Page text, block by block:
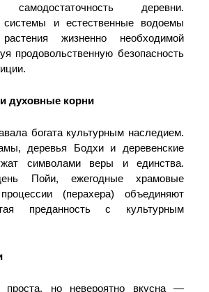
самодостаточность деревни.
системы и естественные водоемы
жизненно необходимой
продовольственную безопасность
духовные корни
богата культурным наследием.
деревья Бодхи и деревенские
символами веры и единства.
Пойи, ежегодные храмовые
(перахера) объединяют
преданность с культурным
проста, но невероятно вкусна —